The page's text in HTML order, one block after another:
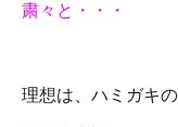
粛々と・・・
理想は、ハミガキ